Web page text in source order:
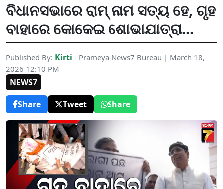
ବିଧାନସଭାରେ ରାମ୍ ନାମ ସତ୍ୟ ହେ, ଗୃହ
ବାହାରେ କୋକେଇ ଶୋଭାଯାତ୍ରା...
Published By: Kirti - Prameya-News7 Bureau | March 18,
2026 12:10 PM
NEWS7
Share
Tweet Share